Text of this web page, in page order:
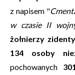
z napisem "
w czasie II
żołnierzy
134 osoby
pochowanych